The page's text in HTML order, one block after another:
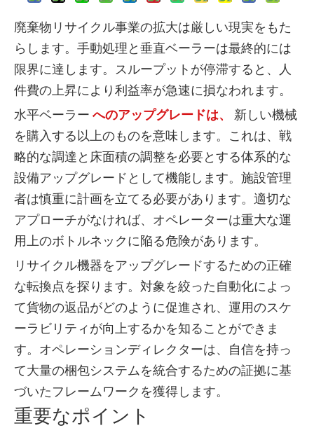
廃棄物リサイクル事業の拡大は厳しい現実をもた
らします。手動処理​​と垂直ベーラーは最終的には
限界に達します。スループットが停滞すると、人
件費の上昇により利益率が急速に損なわれます。
水平ベーラー へのアップグレードは、
新しい機械
を購入する以上のものを意味します。これは、戦
略的な調達と床面積の調整を必要とする体系的な
設備アップグレードとして機能します。施設管理
者は慎重に計画を立てる必要があります。適切な
アプローチがなければ、オペレーターは重大な運
用上のボトルネックに陥る危険があります。
リサイクル機器をアップグレードするための正確
な転換点を探ります。対象を絞った自動化によっ
て貨物の返品がどのように促進され、運用のスケ
ーラビリティが向上するかを知ることができま
す。オペレーションディレクターは、自信を持っ
て大量の梱包システムを統合するための証拠に基
づいたフレームワークを獲得します。
重要なポイント